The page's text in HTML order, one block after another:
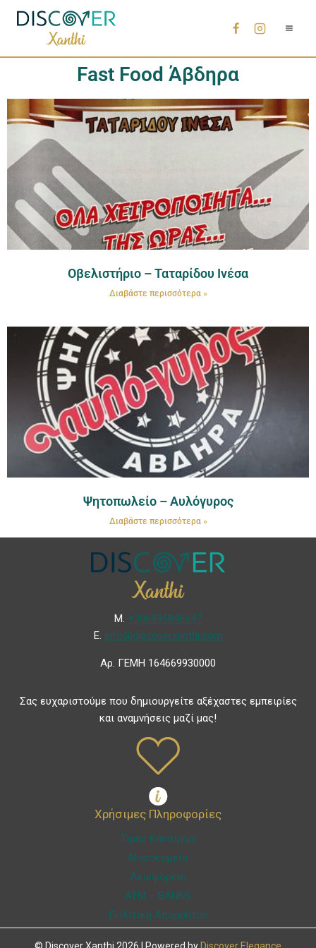
Fast Food Άβδηρα
Οβελιστήριο – Ταταρίδου Ινέσα
Διαβάστε περισσότερα »
Ψητοπωλείο – Αυλόγυρος
Διαβάστε περισσότερα »
Μ. +306936846647
Ε. info@discoverxanthi.com
Αρ. ΓΕΜΗ 164669930000
Σας ευχαριστούμε που δημιουργείτε αξέχαστες εμπειρίες
και αναμνήσεις μαζί μας!
Χρήσιμες Πληροφορίες
Τιμές Καυσίμων
Νοσοκομεία
Λεωφορεία
ATM – BANKS
Πολιτική Απορρήτου